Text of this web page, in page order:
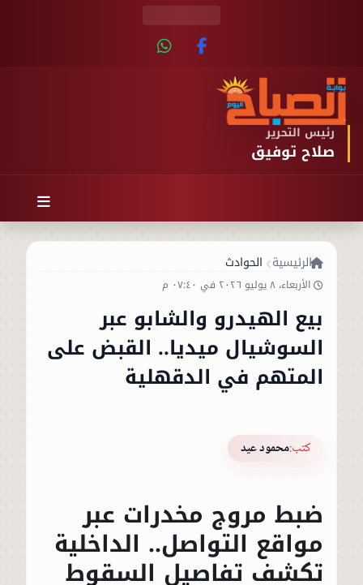
رئيس التحرير
صلاح توفيق
الرئيسية الحوادث
الأربعاء، ٨ يوليو ٢٠٢٦ في ٠٧:٤٠ م
بيع الهيدرو والشابو عبر
السوشيال ميديا.. القبض على
المتهم في الدقهلية
كتب:محمود عيد
ضبط مروج مخدرات عبر
مواقع التواصل.. الداخلية
تكشف تفاصيل السقوط